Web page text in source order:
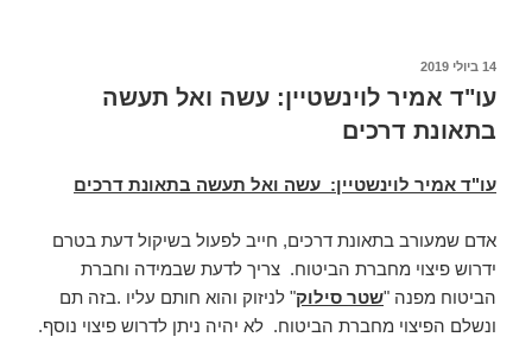
פורסם
14 ביולי 2019
עו"ד אמיר לוינשטיין: עשה ואל תעשה
בתאונת דרכים
עו"ד אמיר לוינשטיין: עשה ואל תעשה בתאונת דרכים
אדם שמעורב בתאונת דרכים, חייב לפעול בשיקול דעת בטרם
ידרוש פיצוי מחברת הביטוח. צריך לדעת שבמידה וחברת
הביטוח מפנה "שטר סילוק" לניזוק והוא חותם עליו .בזה תם
ונשלם הפיצוי מחברת הביטוח. לא יהיה ניתן לדרוש פיצוי נוסף.